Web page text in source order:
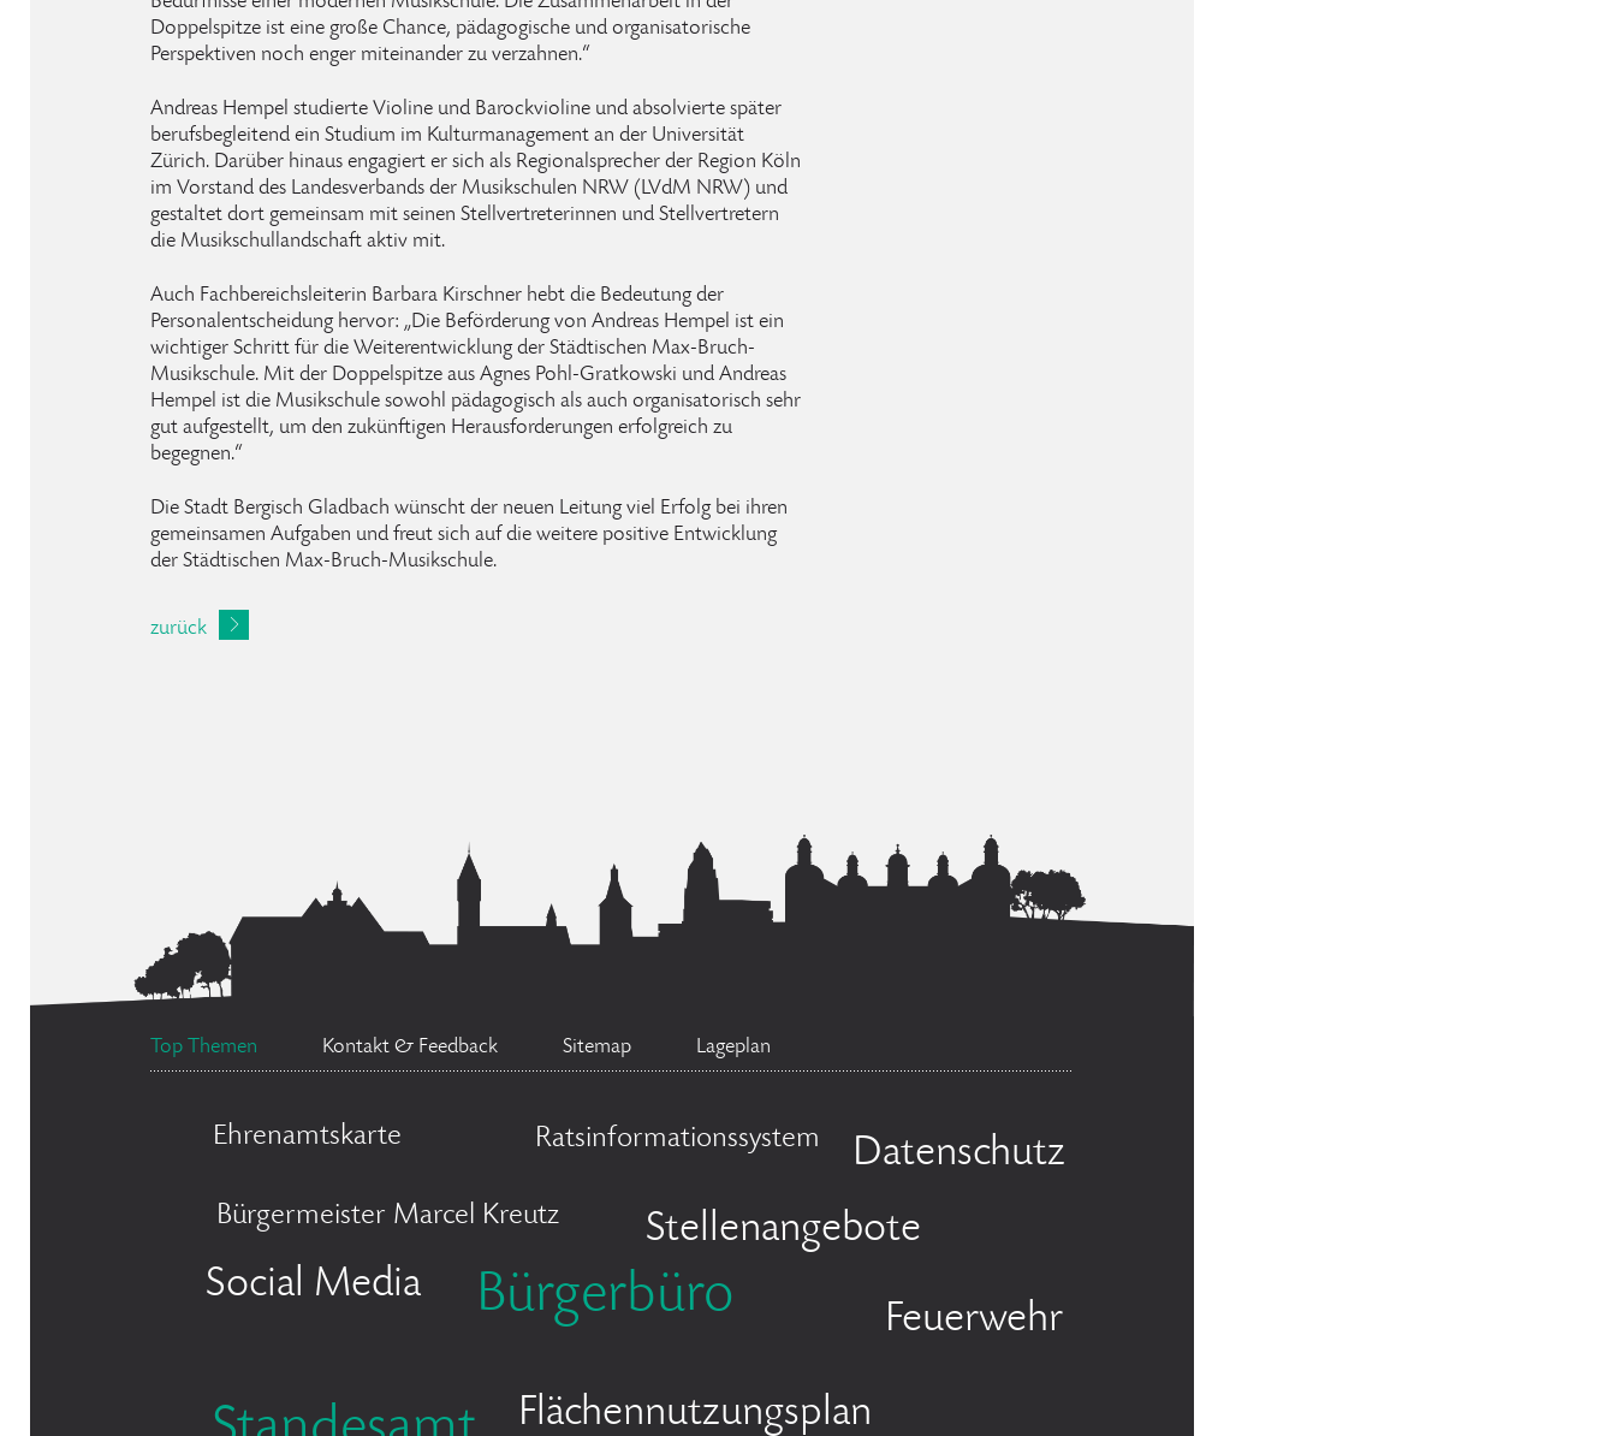
Doppelspitze ist eine große Chance, pädagogische und organisatorische
Perspektiven noch enger miteinander zu verzahnen.“
Andreas Hempel studierte Violine und Barockvioline und absolvierte später
berufsbegleitend ein Studium im Kulturmanagement an der Universität
Zürich. Darüber hinaus engagiert er sich als Regionalsprecher der Region Köln
im Vorstand des Landesverbands der Musikschulen NRW (LVdM NRW) und
gestaltet dort gemeinsam mit seinen Stellvertreterinnen und Stellvertretern
die Musikschullandschaft aktiv mit.
Auch Fachbereichsleiterin Barbara Kirschner hebt die Bedeutung der
Personalentscheidung hervor: „Die Beförderung von Andreas Hempel ist ein
wichtiger Schritt für die Weiterentwicklung der Städtischen Max-Bruch-
Musikschule. Mit der Doppelspitze aus Agnes Pohl-Gratkowski und Andreas
Hempel ist die Musikschule sowohl pädagogisch als auch organisatorisch sehr
gut aufgestellt, um den zukünftigen Herausforderungen erfolgreich zu
begegnen.“
Die Stadt Bergisch Gladbach wünscht der neuen Leitung viel Erfolg bei ihren
gemeinsamen Aufgaben und freut sich auf die weitere positive Entwicklung
der Städtischen Max-Bruch-Musikschule.
zurück
Top Themen Kontakt & Feedback Sitemap Lageplan
Ehrenamtskarte Ratsinformationssystem Datenschutz
Bürgermeister Marcel Kreutz
Stellenangebote
Social Media
Bürgerbüro Feuerwehr
Flächennutzungsplan